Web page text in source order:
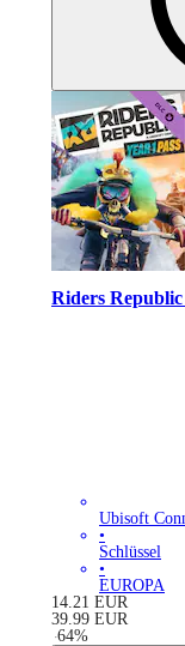
Riders Republic
Ubisoft
•
Schlüssel
•
EUROPA
14.21 EUR
39.99 EUR
-64%